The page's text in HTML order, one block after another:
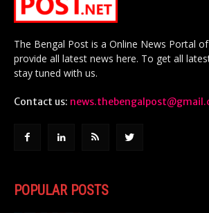
The Bengal Post is a Online News Portal
provide all latest news here. To get all
stay tuned with us.
Contact us:
POPULAR POSTS